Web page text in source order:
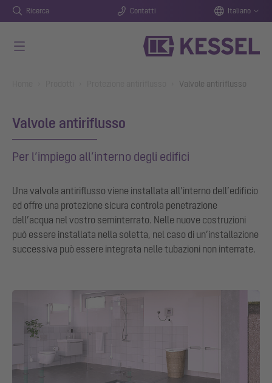
Ricerca Contatti Italiano
Valvole antiriflusso
Valvole antiriflusso
Per l’impiego all’interno degli edifici
Una valvola antiriflusso viene installata all’interno dell’edificio
ed offre una protezione sicura controla penetrazione
dell’acqua nel vostro seminterrato. Nelle nuove costruzioni
può essere installata nella soletta, nel caso di un’installazione
successiva può essere integrata nelle tubazioni non interrate.